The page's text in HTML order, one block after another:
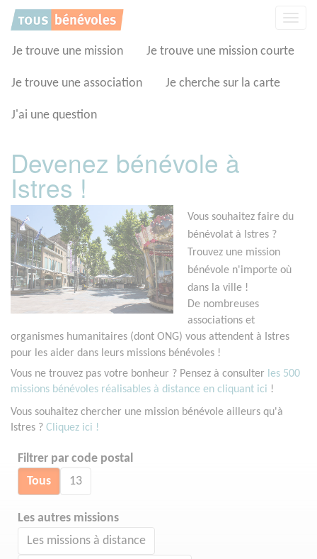
Je trouve une mission Je trouve une mission courte
Je trouve une association Je cherche sur la carte
J'ai une question
Devenez bénévole à
Istres !
Vous souhaitez faire du
bénévolat à Istres ?
Trouvez une mission
bénévole n'importe où
dans la ville !
De nombreuses
associations et
organismes humanitaires (dont ONG) vous attendent à Istres
pour les aider dans leurs missions bénévoles !
Vous ne trouvez pas votre bonheur ? Pensez à consulter les 500
missions bénévoles réalisables à distance en cliquant ici !
Vous souhaitez chercher une mission bénévole ailleurs qu'à
Istres ? Cliquez ici !
Filtrer par code postal
Tous 13
Les autres missions
Les missions à distance
Panneau de gestion des cookies